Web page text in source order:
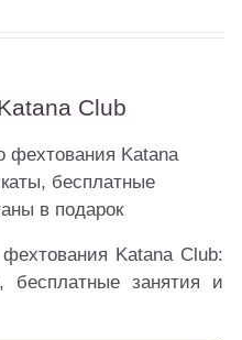
Club
Katana Club:
бесплатные занятия и